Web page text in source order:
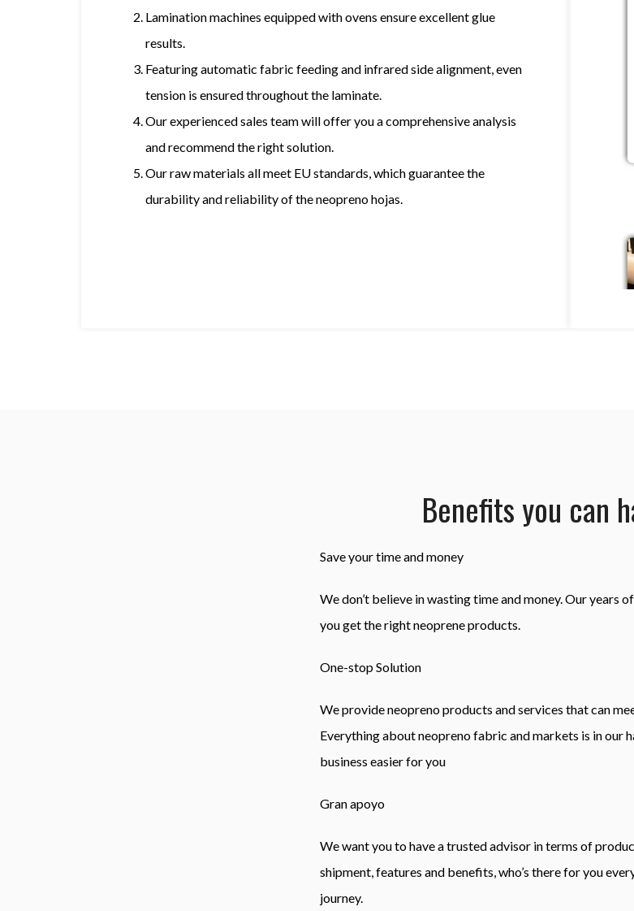
Lamination machines equipped with ovens ensure excellent glue
results.
Featuring automatic fabric feeding and infrared side alignment,even
tension is ensured throughout the laminate.
Our experienced sales team will offer you a comprehensive analysis
and recommend the right solution.
Our raw materials all meet EU standards,which guarantee the
durability and reliability of theneoprenohojas.
Benefits you can
Save your time and money
We don’t believe in wasting time and money. Our years
you get the right neoprene products
One-stop Solution
We provideneoprenoproducts and services that can
Everything aboutneoprenofabric and markets is in our
business easier for you
Gran apoyo
We want you to have a trusted advisor in terms of
shipment, features and benefits who’s there for you
journey.